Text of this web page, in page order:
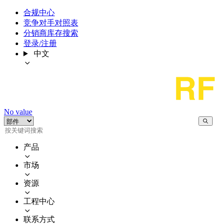
合规中心
竞争对手对照表
分销商库存搜索
登录/注册
中文
No value
产品
市场
资源
工程中心
联系方式